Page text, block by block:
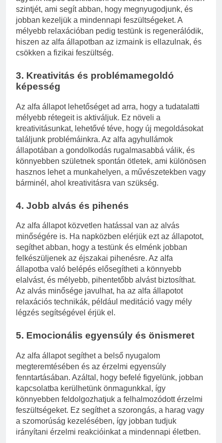
szintjét, ami segít abban, hogy megnyugodjunk, és
jobban kezeljük a mindennapi feszültségeket. A
mélyebb relaxációban pedig testünk is regenerálódik,
hiszen az alfa állapotban az izmaink is ellazulnak, és
csökken a fizikai feszültség.
3. Kreativitás és problémamegoldó
képesség
Az alfa állapot lehetőséget ad arra, hogy a tudatalatti
mélyebb rétegeit is aktiváljuk. Ez növeli a
kreativitásunkat, lehetővé téve, hogy új megoldásokat
találjunk problémáinkra. Az alfa agyhullámok
állapotában a gondolkodás rugalmasabbá válik, és
könnyebben születnek spontán ötletek, ami különösen
hasznos lehet a munkahelyen, a művészetekben vagy
bárminél, ahol kreativitásra van szükség.
4. Jobb alvás és pihenés
Az alfa állapot közvetlen hatással van az alvás
minőségére is. Ha napközben elérjük ezt az állapotot,
segíthet abban, hogy a testünk és elménk jobban
felkészüljenek az éjszakai pihenésre. Az alfa
állapotba való belépés elősegítheti a könnyebb
elalvást, és mélyebb, pihentetőbb alvást biztosíthat.
Az alvás minősége javulhat, ha az alfa állapotot
relaxációs technikák, például meditáció vagy mély
légzés segítségével érjük el.
5. Emocionális egyensúly és önismeret
Az alfa állapot segíthet a belső nyugalom
megteremtésében és az érzelmi egyensúly
fenntartásában. Azáltal, hogy befelé figyelünk, jobban
kapcsolatba kerülhetünk önmagunkkal, így
könnyebben feldolgozhatjuk a felhalmozódott érzelmi
feszültségeket. Ez segíthet a szorongás, a harag vagy
a szomorúság kezelésében, így jobban tudjuk
irányítani érzelmi reakcióinkat a mindennapi életben.